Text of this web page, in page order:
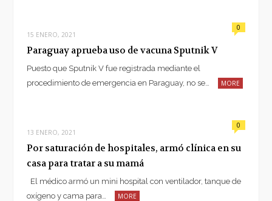
15 ENERO, 2021
0
Paraguay aprueba uso de vacuna Sputnik V
Puesto que Sputnik V fue registrada mediante el
procedimiento de emergencia en Paraguay, no se…
MORE
13 ENERO, 2021
0
Por saturación de hospitales, armó clínica en su
casa para tratar a su mamá
El médico armó un mini hospital con ventilador, tanque de
oxígeno y cama para…
MORE